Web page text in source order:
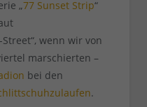
„77 Sunset Strip“
wenn wir von
marschierten –
bei den
.